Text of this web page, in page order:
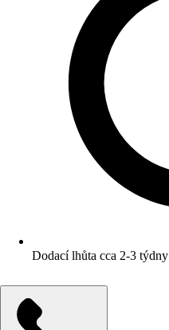
Dodací lhůta cca 2-3 týdny